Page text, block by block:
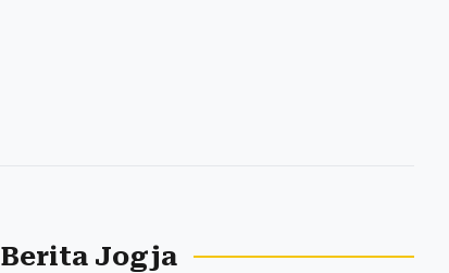
Berita Jogja